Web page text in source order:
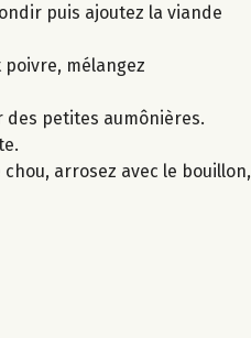
puis ajoutez la viande
mélangez
petites aumônières.
arrosez avec le bouillon,